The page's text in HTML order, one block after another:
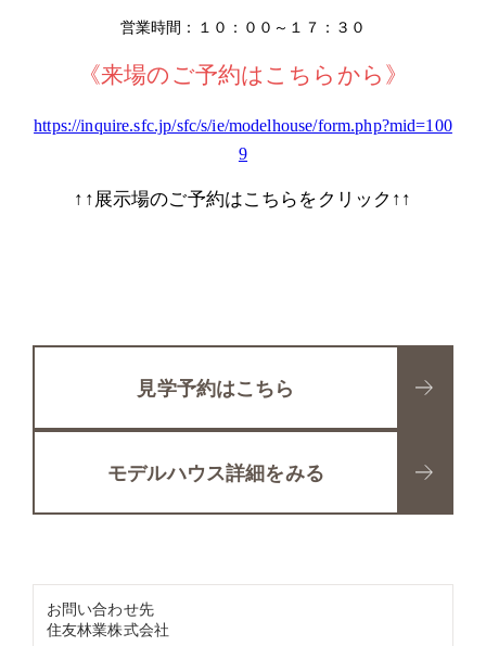
営業時間：１０：００～１７：３０
《来場のご予約はこちらから》
https://inquire.sfc.jp/sfc/s/ie/modelhouse/form.php?mid=100
9
↑↑展示場のご予約はこちらをクリック↑↑
見学予約はこちら
モデルハウス詳細をみる
お問い合わせ先
住友林業株式会社